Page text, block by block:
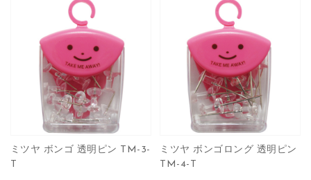
ミツヤ ボンゴ 透明ピン TM-3-
T
ミツヤ ボンゴロング 透明ピン
TM-4-T